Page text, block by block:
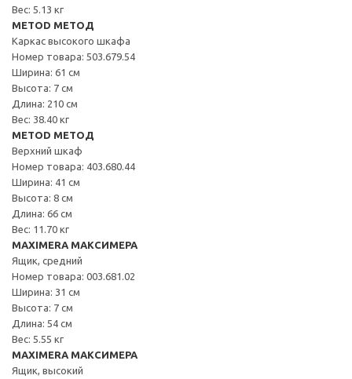
Вес: 5.13 кг
METOD МЕТОД
Каркас высокого шкафа
Номер товара: 503.679.54
Ширина: 61 см
Высота: 7 см
Длина: 210 см
Вес: 38.40 кг
METOD МЕТОД
Верхний шкаф
Номер товара: 403.680.44
Ширина: 41 см
Высота: 8 см
Длина: 66 см
Вес: 11.70 кг
MAXIMERA МАКСИМЕРА
Ящик, средний
Номер товара: 003.681.02
Ширина: 31 см
Высота: 7 см
Длина: 54 см
Вес: 5.55 кг
MAXIMERA МАКСИМЕРА
Ящик, высокий